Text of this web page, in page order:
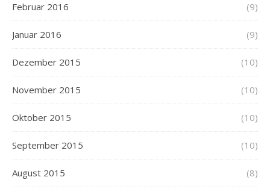
Februar 2016 (9)
Januar 2016 (9)
Dezember 2015 (10)
November 2015 (10)
Oktober 2015 (10)
September 2015 (10)
August 2015 (8)